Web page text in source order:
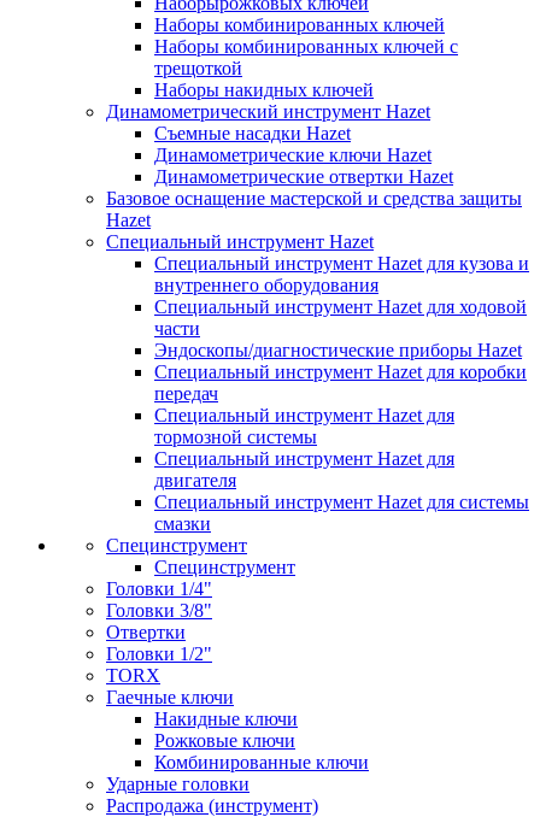
Наборы комбинированных ключей
Наборы комбинированных ключей с
трещоткой
Наборы накидных ключей
Динамометрический инструмент Hazet
Съемные насадки Hazet
Динамометрические ключи Hazet
Динамометрические отвертки Hazet
Базовое оснащение мастерской и средства защиты
Hazet
Специальный инструмент Hazet
Специальный инструмент Hazet для кузова и
внутреннего оборудования
Специальный инструмент Hazet для ходовой
части
Эндоскопы/диагностические приборы Hazet
Специальный инструмент Hazet для коробки
передач
Специальный инструмент Hazet для
тормозной системы
Специальный инструмент Hazet для
двигателя
Специальный инструмент Hazet для системы
смазки
Специнструмент
Специнструмент
Головки 1/4"
Головки 3/8"
Отвертки
Головки 1/2"
TORX
Гаечные ключи
Накидные ключи
Рожковые ключи
Комбинированные ключи
Ударные головки
Распродажа (инструмент)